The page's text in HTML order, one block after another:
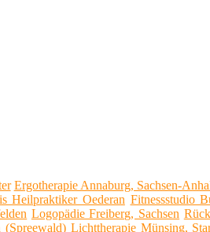
Ergotherapie Annaburg, Sachsen-
Heilpraktiker Oederan Fitnessstudio
Logopädie Freiberg, Sachsen
(Spreewald) Lichttherapie Münsing,